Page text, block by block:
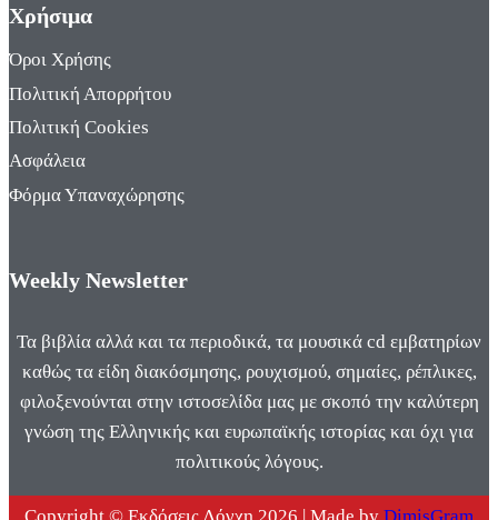
Χρήσιμα
Όροι Χρήσης
Πολιτική Απορρήτου
Πολιτική Cookies
Ασφάλεια
Φόρμα Υπαναχώρησης
Weekly Newsletter
Τα βιβλία αλλά και τα περιοδικά, τα μουσικά cd εμβατηρίων
καθώς τα είδη διακόσμησης, ρουχισμού, σημαίες, ρέπλικες,
φιλοξενούνται στην ιστοσελίδα μας με σκοπό την καλύτερη
γνώση της Ελληνικής και ευρωπαϊκής ιστορίας και όχι για
πολιτικούς λόγους.